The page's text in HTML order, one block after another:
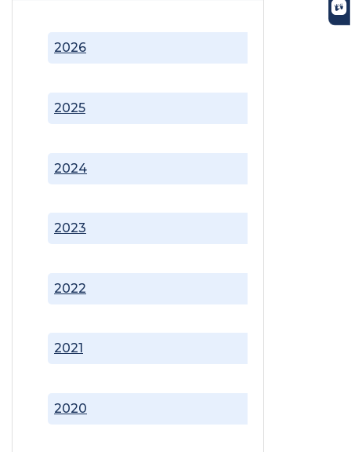
2020
2021
2022
2023
2024
2025
2026